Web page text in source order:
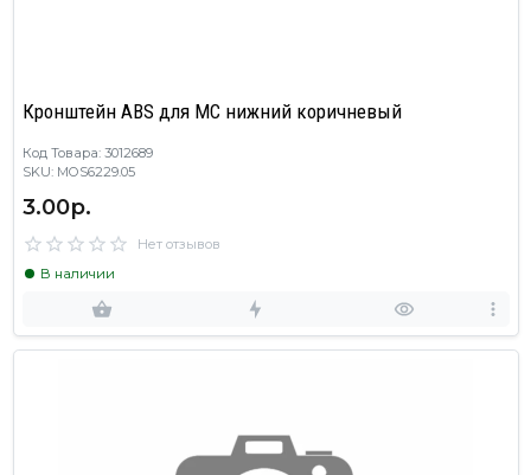
Кронштейн ABS для МС нижний коричневый
Код Товара: 3012689
SKU: MOS6229.05
3.00р.
Нет отзывов
В наличии